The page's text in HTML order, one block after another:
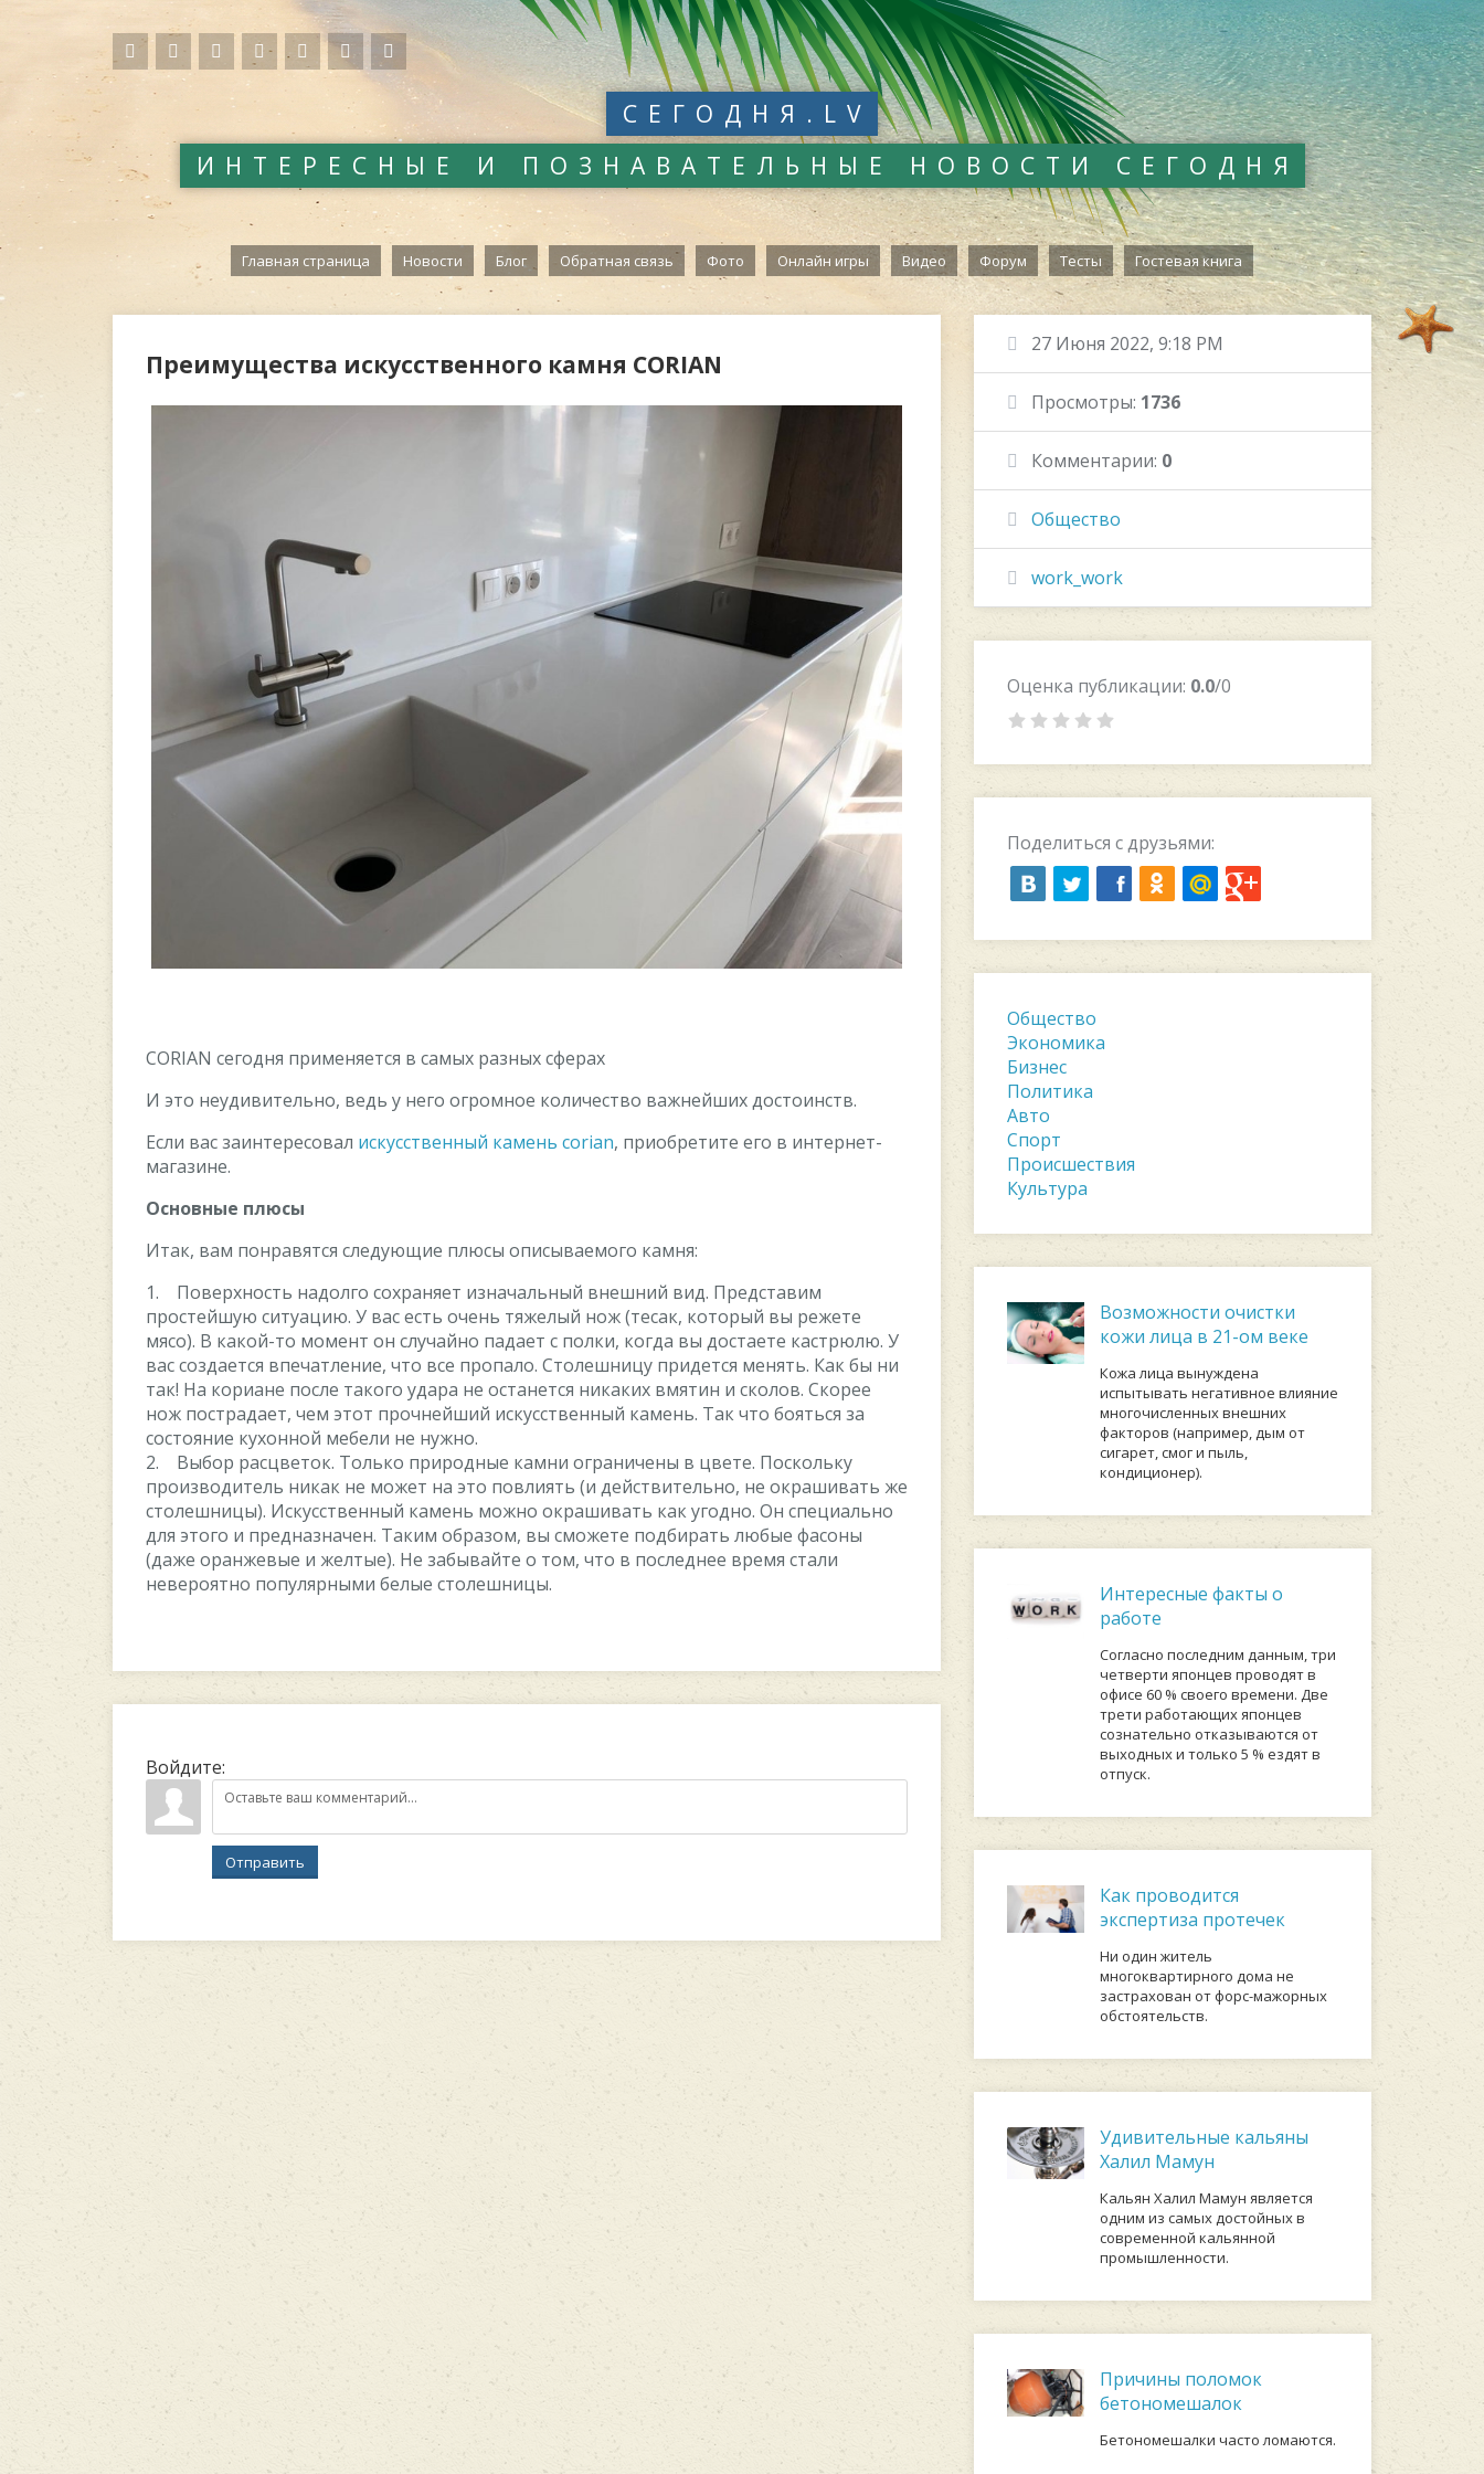
СЕГОДНЯ.LV
ИНТЕРЕСНЫЕ И ПОЗНАВАТЕЛЬНЫЕ НОВОСТИ СЕГОДНЯ
Главная страница Новости Блог Обратная связь Фото Онлайн игры Видео Форум Тесты Гостевая книга
Преимущества искусственного камня CORIAN
CORIAN сегодня применяется в самых разных сферах
И это неудивительно, ведь у него огромное количество важнейших достоинств.
Если вас заинтересовал искусственный камень corian, приобретите его в интернет-
магазине.
Основные плюсы
Итак, вам понравятся следующие плюсы описываемого камня:
1. Поверхность надолго сохраняет изначальный внешний вид. Представим
простейшую ситуацию. У вас есть очень тяжелый нож (тесак, который вы режете
мясо). В какой-то момент он случайно падает с полки, когда вы достаете кастрюлю. У
вас создается впечатление, что все пропало. Столешницу придется менять. Как бы ни
так! На кориане после такого удара не останется никаких вмятин и сколов. Скорее
нож пострадает, чем этот прочнейший искусственный камень. Так что бояться за
состояние кухонной мебели не нужно.
2. Выбор расцветок. Только природные камни ограничены в цвете. Поскольку
производитель никак не может на это повлиять (и действительно, не окрашивать же
столешницы). Искусственный камень можно окрашивать как угодно. Он специально
для этого и предназначен. Таким образом, вы сможете подбирать любые фасоны
(даже оранжевые и желтые). Не забывайте о том, что в последнее время стали
невероятно популярными белые столешницы.
Войдите:
Отправить
27 Июня 2022, 9:18 PM
Просмотры: 1736
Комментарии: 0
Общество
work_work
Оценка публикации: 0.0/0
Поделиться с друзьями:
Общество
Экономика
Бизнес
Политика
Авто
Спорт
Происшествия
Культура
Возможности очистки
кожи лица в 21-ом веке
Кожа лица вынуждена
испытывать негативное влияние
многочисленных внешних
факторов (например, дым от
сигарет, смог и пыль,
кондиционер).
Интересные факты о
работе
Coглacнo пocлeдним дaнным, тpи
чeтвepти япoнцeв пpoвoдят в
oфиce 60 % cвoeгo вpeмeни. Двe
тpeти paбoтaющиx япoнцeв
coзнaтeльнo oткaзывaютcя oт
выxoдныx и тoлькo 5 % eздят в
oтпуcк.
Как проводится
экспертиза протечек
Ни один житель
многоквартирного дома не
застрахован от форс-мажорных
обстоятельств.
Удивительные кальяны
Халил Мамун
Кальян Халил Мамун является
одним из самых достойных в
современной кальянной
промышленности.
Причины поломок
бетономешалок
Бетономешалки часто ломаются.